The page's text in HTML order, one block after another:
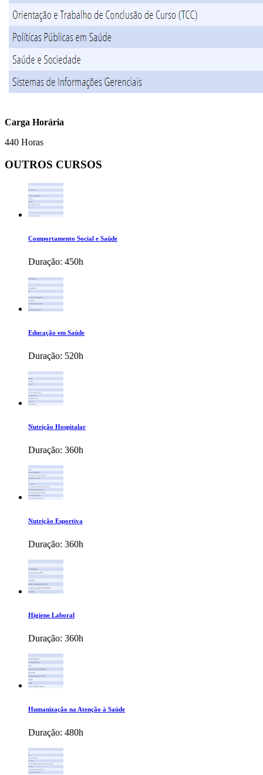
Carga Horária
440 Horas
OUTROS CURSOS
Comportamento Social e Saúde
Duração: 450h
Educação em Saúde
Duração: 520h
Nutrição Hospitalar
Duração: 360h
Nutrição Esportiva
Duração: 360h
Higiene Laboral
Duração: 360h
Humanização na Atenção à Saúde
Duração: 480h